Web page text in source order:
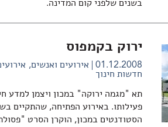
בשנים שלפני קום המדינה.
ירוק בקמפוס
01.12.2008 אירועים ואנשים
חדשות חינוך
תא "מגמה ירוקה" במכון ויצמן למדע
פעילותו. באירוע הפתיחה, שהתקיים
הסטודנטים במכון, הוקרן הסרט